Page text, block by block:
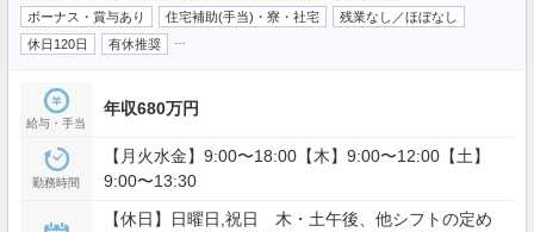
ボーナス・賞与あり
住宅補助(手当)・寮・社宅
残業なし／ほぼなし
休日120日
有休推奨
給与・手当
年収680万円
勤務時間
【月火水金】9:00〜18:00【木】9:00〜12:00【土】
9:00〜13:30
【休日】日曜日,祝日 木・土午後、他シフトの定め